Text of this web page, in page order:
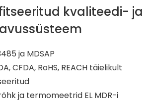
kvaliteedi- ja
ja MDSAP
CFDA, RoHS, REACH täielikult
ja termomeetrid EL MDR-i